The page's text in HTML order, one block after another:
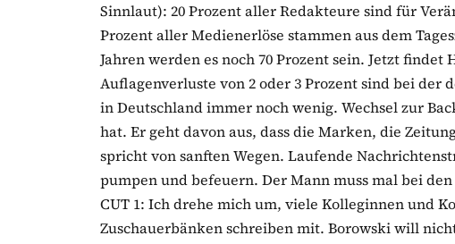
Sinnlaut): 20 Prozent aller Redakteure sind für
Prozent aller Medienerlöse stammen aus dem
Jahren werden es noch 70 Prozent sein. Jetzt
Auflagenverluste von 2 oder 3 Prozent sind bei der
in Deutschland immer noch wenig. Wechsel zur
hat. Er geht davon aus, dass die Marken, die
spricht von sanften Wegen. Laufende
pumpen und befeuern. Der Mann muss mal bei
CUT 1: Ich drehe mich um, viele Kolleginnen und
Zuschauerbänken schreiben mit. Borowski will